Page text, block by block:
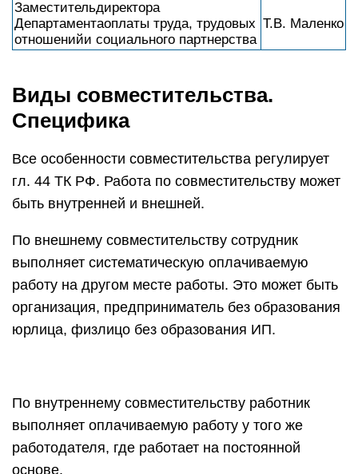
Заместительдиректора
Департаментаоплаты труда, трудовых
отношенийи социального партнерства
Т.В. Маленко
Виды совместительства.
Специфика
Все особенности совместительства регулирует
гл. 44 ТК РФ. Работа по совместительству может
быть внутренней и внешней.
По внешнему совместительству сотрудник
выполняет систематическую оплачиваемую
работу на другом месте работы. Это может быть
организация, предприниматель без образования
юрлица, физлицо без образования ИП.
По внутреннему совместительству работник
выполняет оплачиваемую работу у того же
работодателя, где работает на постоянной
основе.